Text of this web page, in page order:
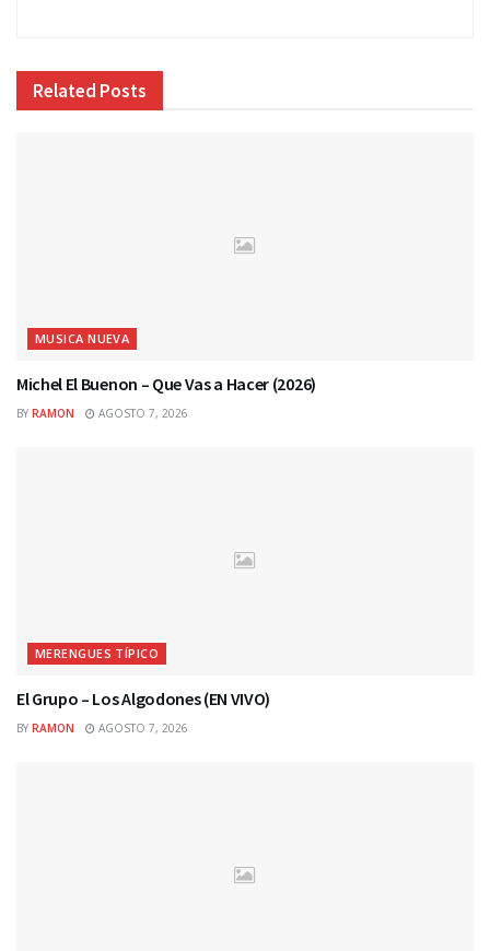
Related Posts
MUSICA NUEVA
Michel El Buenon – Que Vas a Hacer (2026)
BY RAMON AGOSTO 7, 2026
MERENGUES TÍPICO
El Grupo – Los Algodones (EN VIVO)
BY RAMON AGOSTO 7, 2026